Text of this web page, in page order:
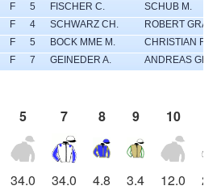
F 5 FISCHER C.
SCHUB M.
F 4 SCHWARZ CH.
ROBERT
F 5 BOCK MME M.
CHRISTIAN
F 7 GEINEDER A. ANDREAS
5 7 8 9 10
34.0 34.0 4.8 3.4 12.0